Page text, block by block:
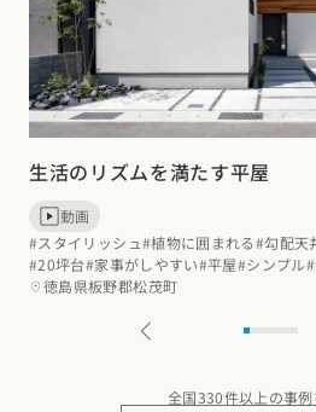
生活のリズムを満たす平屋
動画
#スタイリッシュ #植物に囲まれる#勾配天井
#20坪台
#家事がしやすい #平屋 #シンプル
徳島県板野郡松茂町